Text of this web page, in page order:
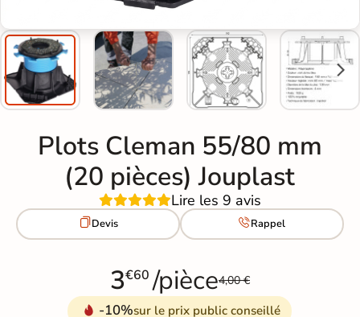
Plots Cleman 55/80 mm
(20 pièces) Jouplast
Lire les 9 avis
Devis Rappel
3€60 /pièce4,00 €
-10%sur le prix public conseillé